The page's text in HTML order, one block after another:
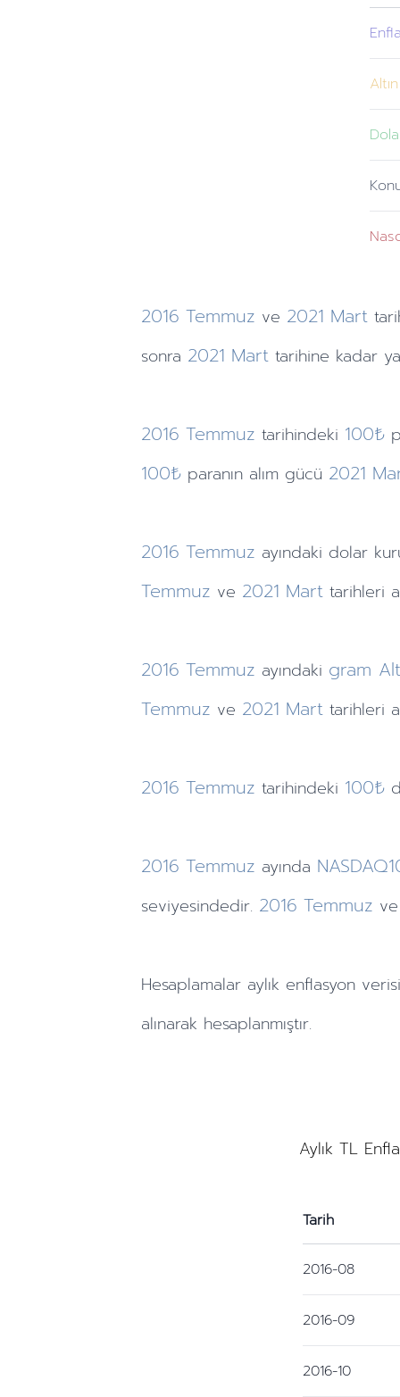
Altın
2016 Temmuz ve 2021 Mart
sonra 2021 Mart tarihine kadar
2016 Temmuz tarihindeki 100₺
100₺ paranın alım gücü 2021
2016 Temmuz ayındaki dolar
Temmuz ve 2021 Mart tarihleri
2016 Temmuz ayındaki gram
Temmuz ve 2021 Mart tarihleri
2016 Temmuz tarihindeki 100₺
2016 Temmuz ayında
seviyesindedir. 2016 Temmuz ve
Hesaplamalar aylık enflasyon
alınarak hesaplanmıştır.
Aylık TL
Tarih
2016-08
2016-09
2016-10